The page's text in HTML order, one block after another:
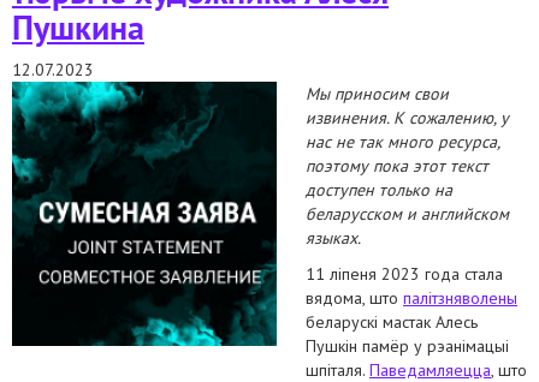
Пушкина
12.07.2023
Мы приносим свои
извинения. К сожалению, у
нас не так много ресурса,
поэтому пока этот текст
доступен только на
беларусском и английском
языках.
11 ліпеня 2023 года стала
вядома, што палітзняволены
беларускі мастак Алесь
Пушкін памёр у рэанімацыі
шпіталя. Паведамляецца, што